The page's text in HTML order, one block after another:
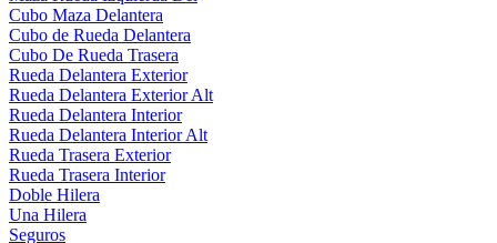
Cubo Maza Delantera
Cubo de Rueda Delantera
Cubo De Rueda Trasera
Rueda Delantera Exterior
Rueda Delantera Exterior Alt
Rueda Delantera Interior
Rueda Delantera Interior Alt
Rueda Trasera Exterior
Rueda Trasera Interior
Doble Hilera
Una Hilera
Seguros